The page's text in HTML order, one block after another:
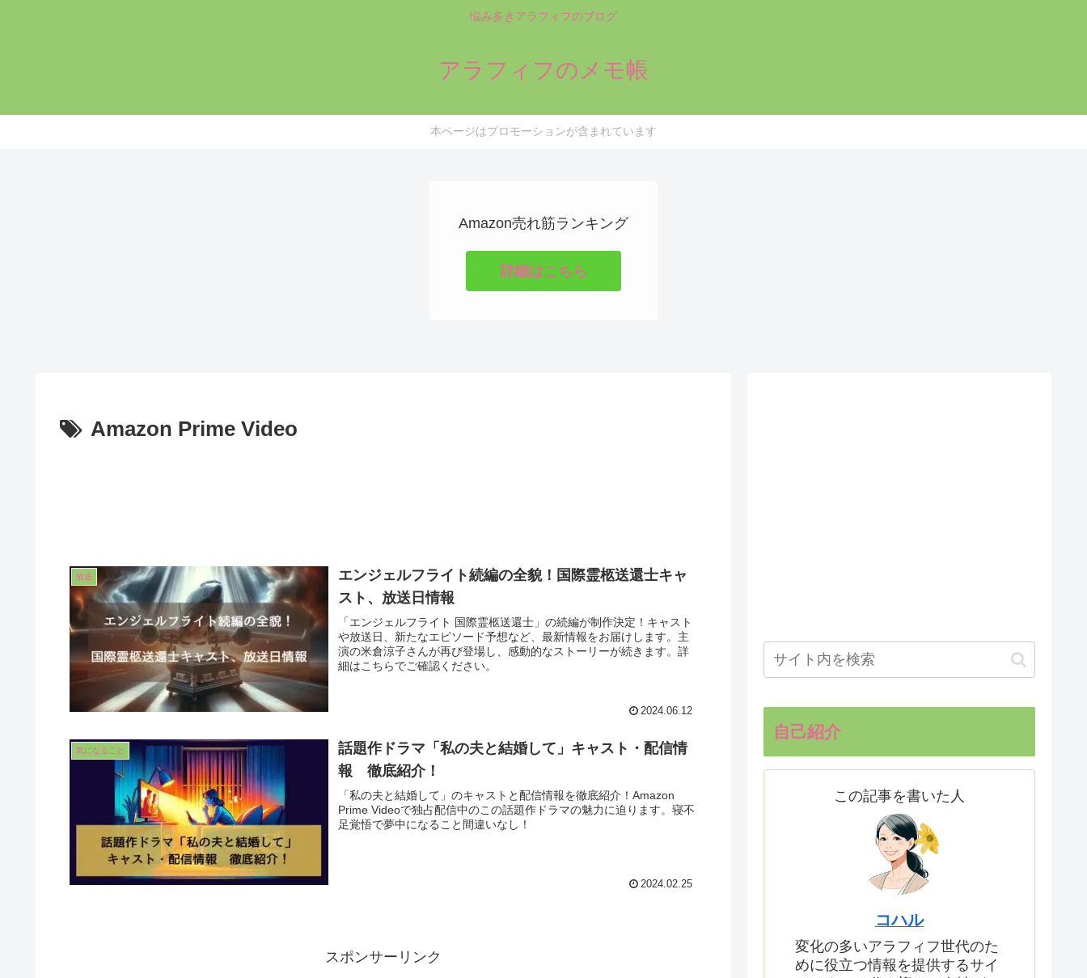
悩み多きアラフィフのブログ
アラフィフのメモ帳
本ページはプロモーションが含まれています
Amazon売れ筋ランキング
詳細はこちら
Amazon Prime Video
放送
エンジェルフライト続編の全貌！国際霊柩送還士キャ
スト、放送日情報
「エンジェルフライト 国際霊柩送還士」の続編が制作決定！キャスト
や放送日、新たなエピソード予想など、最新情報をお届けします。主
演の米倉涼子さんが再び登場し、感動的なストーリーが続きます。詳
細はこちらでご確認ください。
2024.06.12
気になること
話題作ドラマ「私の夫と結婚して」キャスト・配信情
報 徹底紹介！
「私の夫と結婚して」のキャストと配信情報を徹底紹介！Amazon
Prime Videoで独占配信中のこの話題作ドラマの魅力に迫ります。寝不
足覚悟で夢中になること間違いなし！
2024.02.25
スポンサーリンク
自己紹介
この記事を書いた人
コハル
変化の多いアラフィフ世代のた
めに役立つ情報を提供するサイ